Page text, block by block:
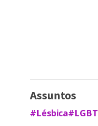
Assuntos
#Lésbica#LGBT